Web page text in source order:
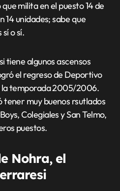
milita en el puesto 14 de
14 unidades; sabe que
o sí.
tiene algunos ascensos
el regreso de Deportivo
la temporada 2005/2006.
muy buenos rsutlados
Colegiales y San Telmo,
puestos.
Nohra, el